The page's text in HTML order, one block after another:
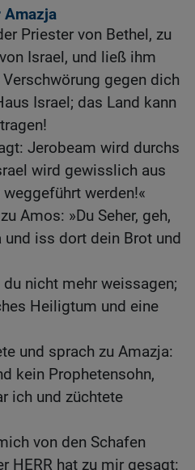
Amazja
Priester von Bethel, zu
Israel, und ließ ihm
gegen dich
Israel; das Land kann
Jerobeam wird durchs
wird gewisslich aus
werden!«
Amos: »Du Seher, geh,
iss dort dein Brot und
nicht mehr weissagen;
Heiligtum und eine
und sprach zu Amazja:
kein Prophetensohn,
ich und züchtete
von den Schafen
HERR hat zu mir gesagt: